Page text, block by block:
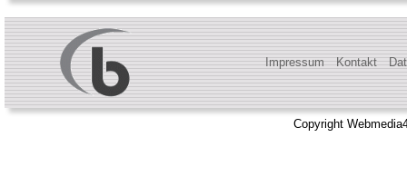
Impressum Kontakt
Copyright